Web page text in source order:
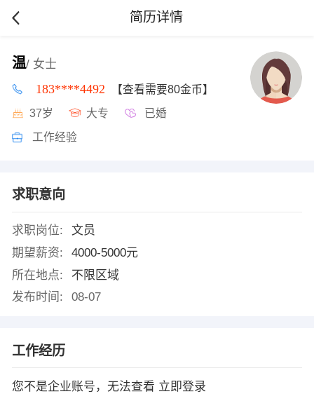
简历详情
温/ 女士
183****4492 【查看需要80金币】
37岁 大专 已婚
工作经验
求职意向
求职岗位:
文员
期望薪资:
4000-5000元
所在地点:
不限区域
发布时间:
08-07
工作经历
您不是企业账号，无法查看 立即登录